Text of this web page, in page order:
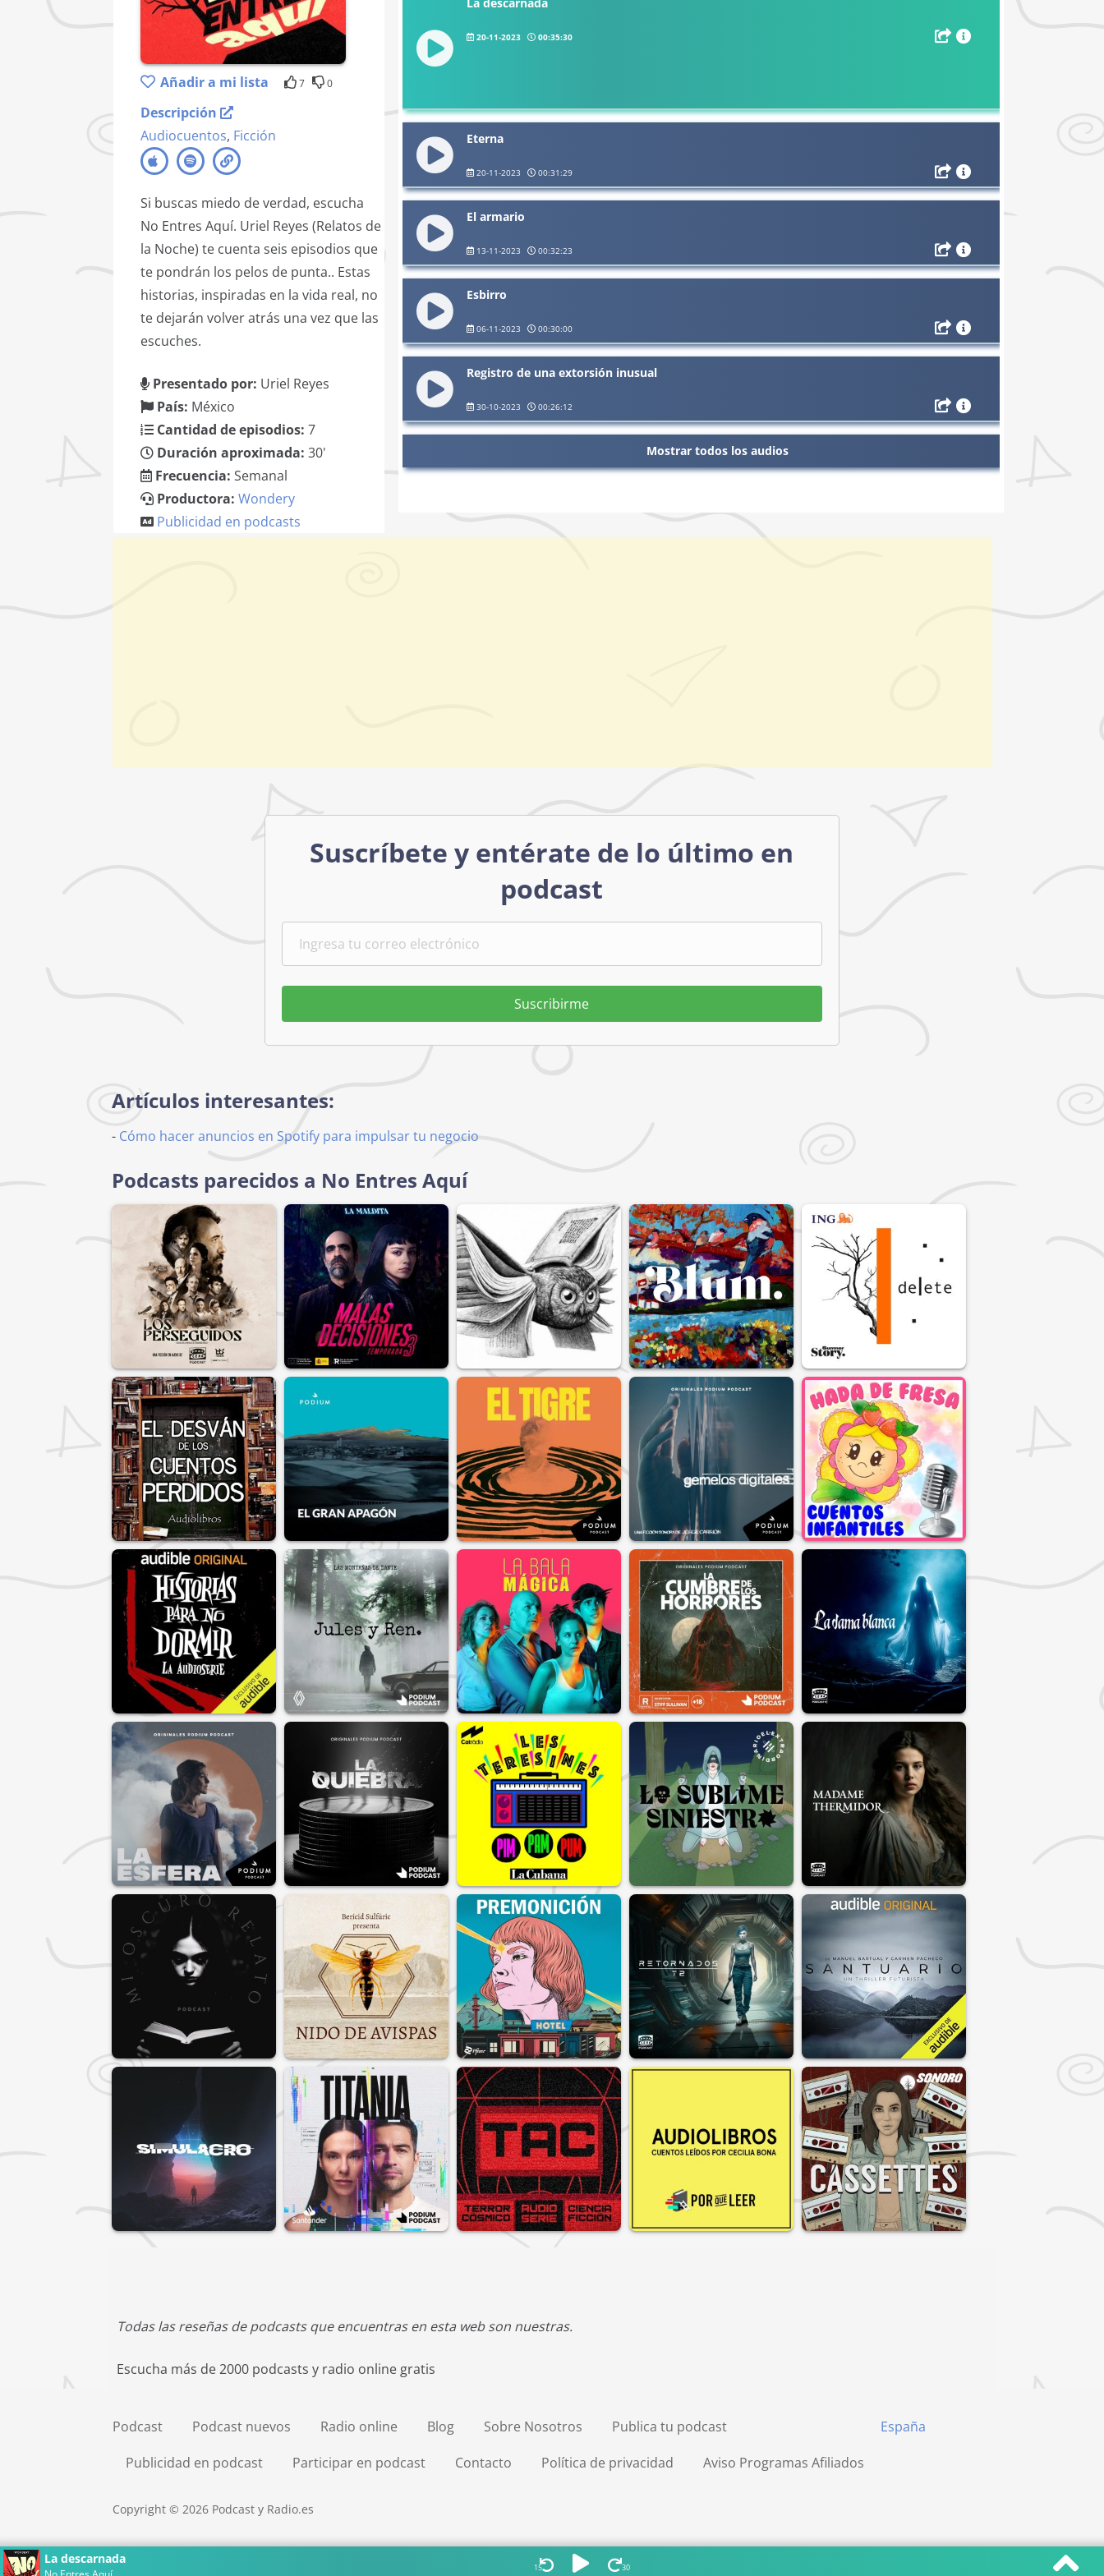
Añadir a mi lista 7 0
Descripción
Audiocuentos, Ficción
Si buscas miedo de verdad, escucha
No Entres Aquí. Uriel Reyes (Relatos de
la Noche) te cuenta seis episodios que
te pondrán los pelos de punta.. Estas
historias, inspiradas en la vida real, no
te dejarán volver atrás una vez que las
escuches.
Presentado por: Uriel Reyes
País: México
Cantidad de episodios: 7
Duración aproximada: 30'
Frecuencia: Semanal
Productora: Wondery
Publicidad en podcasts
20-11-2023 00:35:30
Eterna
20-11-2023 00:31:29
El armario
13-11-2023 00:32:23
Esbirro
06-11-2023 00:30:00
Registro de una extorsión inusual
30-10-2023 00:26:12
Mostrar todos los audios
La descarnada
15 30
Suscríbete y entérate de lo último en
podcast
Suscribirme
Artículos interesantes:
- Cómo hacer anuncios en Spotify para impulsar tu negocio
Podcasts parecidos a No Entres Aquí
Todas las reseñas de podcasts que encuentras en esta web son nuestras.
Escucha más de 2000 podcasts y radio online gratis
España
Podcast Podcast nuevos Radio online Blog Sobre Nosotros
Publica tu podcast
Publicidad en podcast
Participar en podcast Contacto Política de privacidad Aviso Programas Afiliados
Copyright © 2026 Podcast y Radio.es